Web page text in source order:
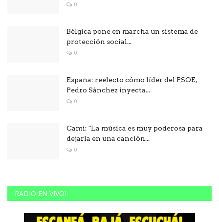
0
Bélgica pone en marcha un sistema de
protección social...
0
España: reelecto cómo líder del PSOE,
Pedro Sánchez inyecta...
0
Cami: "La música es muy poderosa para
dejarla en una canción...
0
RADIO EN VIVO!